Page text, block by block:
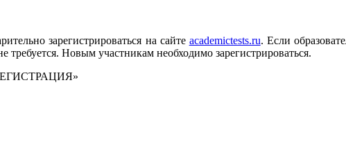
зарегистрироваться на сайте academictests.ru. Если
требуется. Новым участникам необходимо зарегистрироваться.